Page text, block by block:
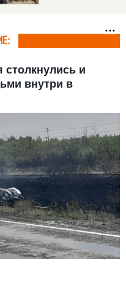
столкнулись и
внутри в